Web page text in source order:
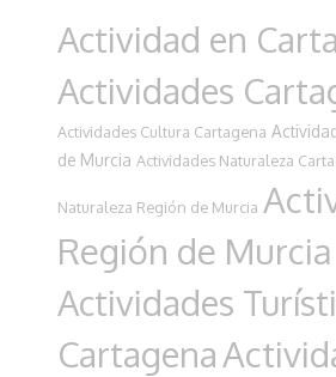
Actividad en
Actividades
Actividades Cultura Cartagena
de Murcia Actividades Naturaleza
Naturaleza Región de Murcia
Región de Murcia
Actividades
Cartagena